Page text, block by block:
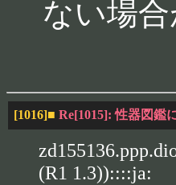
ない場
[1016]■ Re[1015]: 性器図鑑
(R1 1.3))::::ja: